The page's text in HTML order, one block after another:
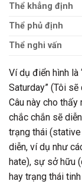
Thể khẳng định
Thể phủ định
Thể nghi vấn
Ví dụ điển hình
Saturday” (Tôi
Câu này cho
chắc chắn sẽ
trạng thái
diễn, ví dụ như
hate), sự sở hữu
hay trạng thái